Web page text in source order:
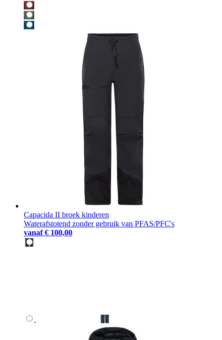
Capacida II broek kinderen
Waterafstotend zonder gebruik van PFAS/PFC's
vanaf € 100,00